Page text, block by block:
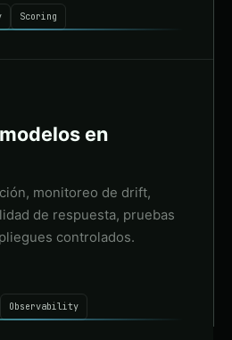
Scoring
en
monitoreo de drift,
de respuesta, pruebas
controlados.
Observability